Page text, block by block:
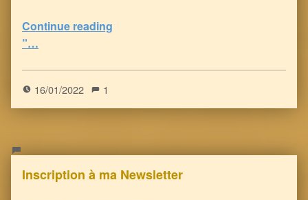
Continue reading
”…
16/01/2022 1
Inscription à ma Newsletter